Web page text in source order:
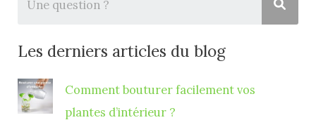
Les derniers articles du blog
Comment bouturer facilement vos
plantes d’intérieur ?